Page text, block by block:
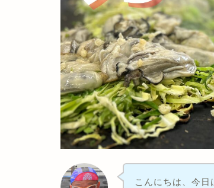
こんにちは、今